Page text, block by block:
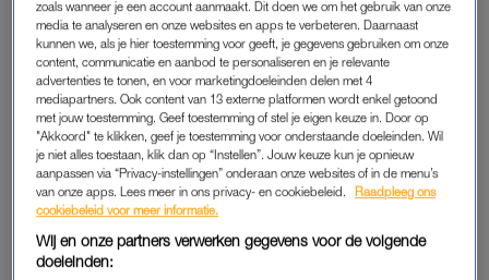
Foodello verkoopt producten die niet in de supermarkt
belanden om bovenstaande reden, omdat ze uit het
assortiment verdwijnt of omdat er een drukfout staat op de
verpakking. Met veel korting. Ook leuk: tijdens bepaalde
acties zijn producten soms zelfs gratis, of betaal je er maar
één cent voor.
om te besparen op
boodschappen
zoals wanneer je een account aanmaakt. Dit doen we om het gebruik van onze
media te analyseren en onze websites en apps te verbeteren. Daarnaast
kunnen we, als je hier toestemming voor geeft, je gegevens gebruiken om onze
content, communicatie en aanbod te personaliseren en je relevante
advertenties te tonen, en voor marketingdoeleinden delen met 4
mediapartners. Ook content van 13 externe platformen wordt enkel getoond
met jouw toestemming. Geef toestemming of stel je eigen keuze in. Door op
"Akkoord" te klikken, geef je toestemming voor onderstaande doeleinden. Wil
je niet alles toestaan, klik dan op “Instellen”. Jouw keuze kun je opnieuw
aanpassen via “Privacy-instellingen” onderaan onze websites of in de menu’s
van onze apps. Lees meer in ons privacy- en cookiebeleid.
Raadpleeg ons
cookiebeleid voor meer informatie.
Wij en onze partners verwerken gegevens voor de volgende
doeleinden: